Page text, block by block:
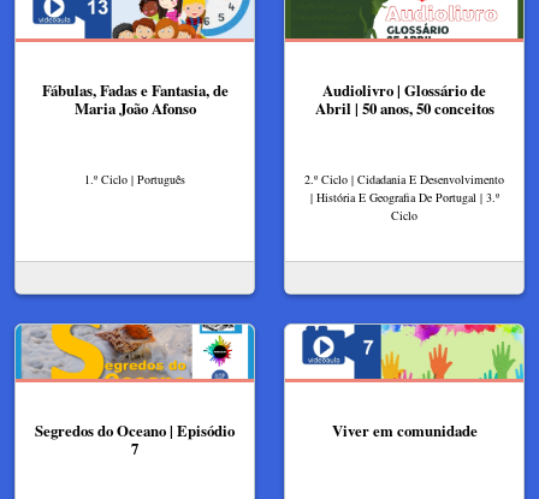
Fábulas, Fadas e Fantasia, de
Maria João Afonso
1.º Ciclo | Português
Audiolivro | Glossário de
Abril | 50 anos, 50 conceitos
2.º Ciclo | Cidadania E Desenvolvimento
| História E Geografia De Portugal | 3.º
Ciclo
Segredos do Oceano | Episódio
7
Viver em comunidade